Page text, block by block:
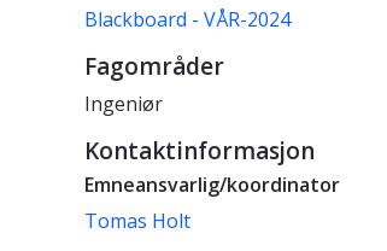
Blackboard - VÅR-2024
Fagområder
Ingeniør
Kontaktinformasjon
Emneansvarlig/koordinator
Tomas Holt